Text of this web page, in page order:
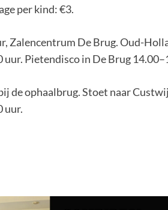
per kind: €3.
Zalencentrum De Brug. Oud-
Pietendisco in De Brug
de ophaalbrug. Stoet naar
uur.